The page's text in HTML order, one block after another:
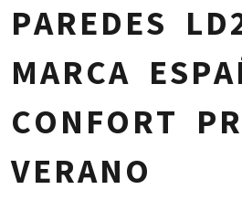
PAREDES
MARCA
CONFORT
VERANO